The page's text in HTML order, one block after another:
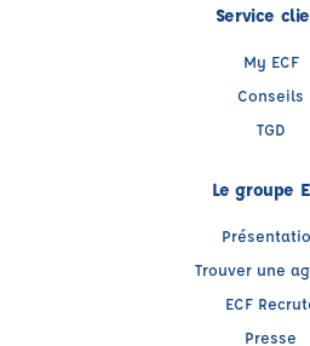
Service
My ECF
Conseils
TGD
Le groupe
Trouver une
ECF
Presse